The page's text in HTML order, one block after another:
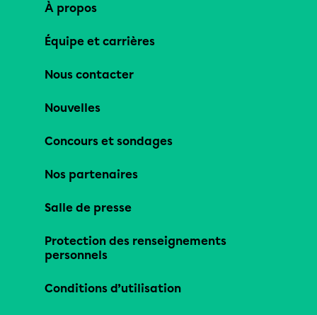
À propos
Équipe et carrières
Nous contacter
Nouvelles
Concours et sondages
Nos partenaires
Salle de presse
Protection des renseignements
personnels
Conditions d’utilisation